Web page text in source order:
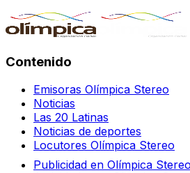
Contenido
Emisoras Olímpica Stereo
Noticias
Las 20 Latinas
Noticias de deportes
Locutores Olímpica Stereo
Publicidad en Olímpica Stereo